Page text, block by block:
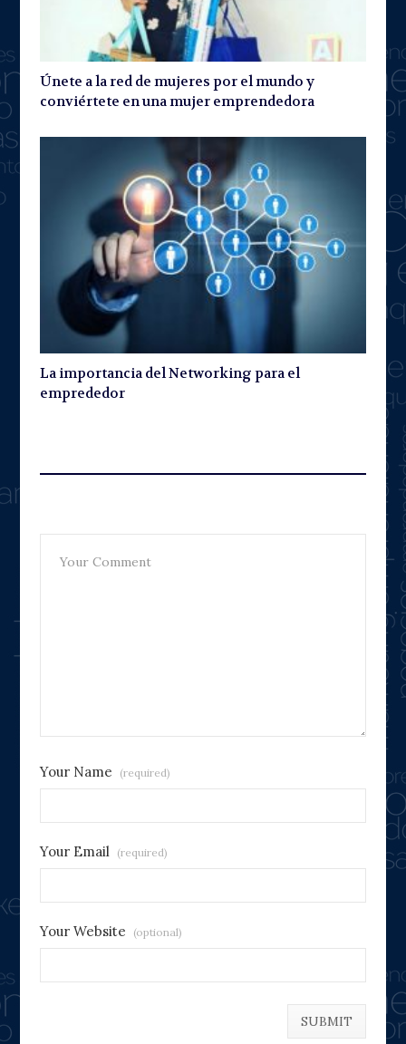
Únete a la red de mujeres por el mundo y
conviértete en una mujer emprendedora
La importancia del Networking para el
emprededor
Your Name (required)
Your Email (required)
Your Website (optional)